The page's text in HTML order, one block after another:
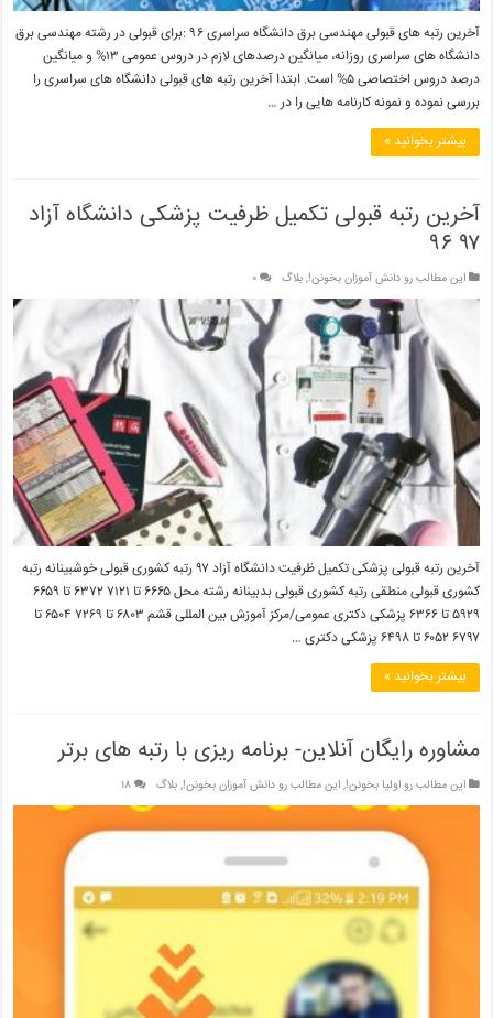
آخرین رتبه های قبولی مهندسی برق دانشگاه سراسری ۹۶ :برای قبولی در رشته مهندسی برق
دانشگاه های سراسری روزانه، میانگین درصدهای لازم در دروس عمومی ۱۳% و میانگین
درصد دروس اختصاصی ۵% است. ابتدا آخرین رتبه های قبولی دانشگاه های سراسری را
بررسی نموده و نمونه کارنامه هایی را در …
بیشتر بخوانید »
آخرین رتبه قبولی تکمیل ظرفیت پزشکی دانشگاه آزاد
۹۷ ۹۶
این مطالب رو دانش آموزان بخونن!,بلاگ ۰
آخرین رتبه قبولی پزشکی تکمیل ظرفیت دانشگاه آزاد ۹۷ رتبه کشوری قبولی خوشبینانه رتبه
کشوری قبولی منطقی رتبه کشوری قبولی بدبینانه رشته محل ۶۶۶۵ تا ۷۱۲۱ ۶۳۷۲ تا ۶۶۵۹
۵۹۲۹ تا ۶۳۶۶ پزشکی دکتری عمومی/مرکز آموزش بین المللی قشم ۶۸۰۳ تا ۷۲۶۹ ۶۵۰۴ تا
۶۷۹۷ ۶۰۵۲ تا ۶۴۹۸ پزشکی دکتری …
بیشتر بخوانید »
مشاوره رایگان آنلاین- برنامه ریزی با رتبه های برتر
این مطالب رو اولیا بخونن!,این مطالب رو دانش آموزان بخونن!,بلاگ ۱۸